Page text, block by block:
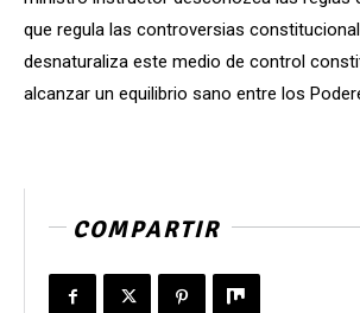
que regula las controversias
desnaturaliza este medio de control
alcanzar un equilibrio sano entre los
COMPARTIR